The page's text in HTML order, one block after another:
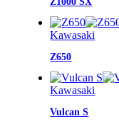
Kawasaki
Z650
Kawasaki
Vulcan S